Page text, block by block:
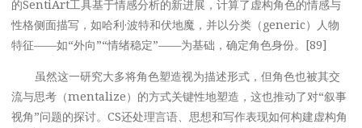
的SentiArt工具基于情感分析的新进展，计算了虚构角色的情感与
性格侧面描写，如哈利·波特和伏地魔，并以分类（generic）人物
特征——如“外向”“情绪稳定”——为基础，确定角色身份。[89]
虽然这一研究大多将角色塑造视为描述形式，但角色也被其交
流与思考（mentalize）的方式关键性地塑造，这也推动了对“叙事
视角”问题的探讨。CS还处理言语、思想和写作表现如何构建虚构角